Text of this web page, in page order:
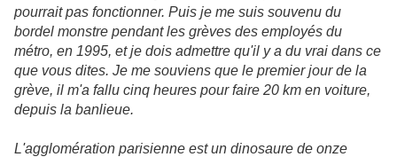
pourrait pas fonctionner. Puis je me suis souvenu du
bordel monstre pendant les grèves des employés du
métro, en 1995, et je dois admettre qu'il y a du vrai dans ce
que vous dites. Je me souviens que le premier jour de la
grève, il m'a fallu cinq heures pour faire 20 km en voiture,
depuis la banlieue.
L'agglomération parisienne est un dinosaure de onze